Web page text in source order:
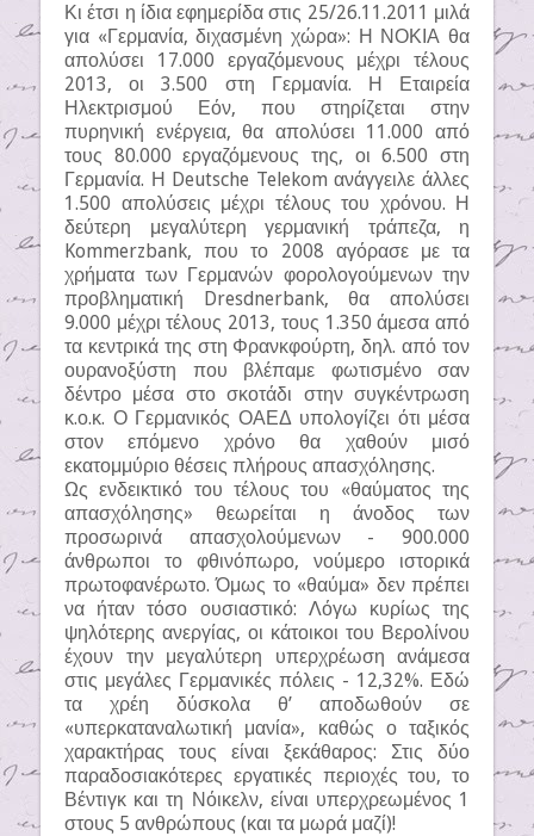
Κι έτσι η ίδια εφημερίδα στις 25/26.11.2011 μιλά
για «Γερμανία, διχασμένη χώρα»: Η ΝΟΚΙΑ θα
απολύσει 17.000 εργαζόμενους μέχρι τέλους
2013, οι 3.500 στη Γερμανία. Η Εταιρεία
Ηλεκτρισμού Εόν, που στηρίζεται στην
πυρηνική ενέργεια, θα απολύσει 11.000 από
τους 80.000 εργαζόμενους της, οι 6.500 στη
Γερμανία. Η Deutsche Telekom ανάγγειλε άλλες
1.500 απολύσεις μέχρι τέλους του χρόνου. Η
δεύτερη μεγαλύτερη γερμανική τράπεζα, η
Kommerzbank, που το 2008 αγόρασε με τα
χρήματα των Γερμανών φορολογούμενων την
προβληματική Dresdnerbank, θα απολύσει
9.000 μέχρι τέλους 2013, τους 1.350 άμεσα από
τα κεντρικά της στη Φρανκφούρτη, δηλ. από τον
ουρανοξύστη που βλέπαμε φωτισμένο σαν
δέντρο μέσα στο σκοτάδι στην συγκέντρωση
κ.ο.κ. Ο Γερμανικός ΟΑΕΔ υπολογίζει ότι μέσα
στον επόμενο χρόνο θα χαθούν μισό
εκατομμύριο θέσεις πλήρους απασχόλησης.
Ως ενδεικτικό του τέλους του «θαύματος της
απασχόλησης» θεωρείται η άνοδος των
προσωρινά απασχολούμενων - 900.000
άνθρωποι το φθινόπωρο, νούμερο ιστορικά
πρωτοφανέρωτο. Όμως το «θαύμα» δεν πρέπει
να ήταν τόσο ουσιαστικό: Λόγω κυρίως της
ψηλότερης ανεργίας, οι κάτοικοι του Βερολίνου
έχουν την μεγαλύτερη υπερχρέωση ανάμεσα
στις μεγάλες Γερμανικές πόλεις - 12,32%. Εδώ
τα χρέη δύσκολα θ’ αποδωθούν σε
«υπερκαταναλωτική μανία», καθώς ο ταξικός
χαρακτήρας τους είναι ξεκάθαρος: Στις δύο
παραδοσιακότερες εργατικές περιοχές του, το
Βέντιγκ και τη Νόικελν, είναι υπερχρεωμένος 1
στους 5 ανθρώπους (και τα μωρά μαζί)!